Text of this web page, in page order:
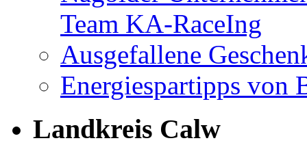
Team KA-RaceIng
Ausgefallene
Energiespartipps von
Landkreis Calw